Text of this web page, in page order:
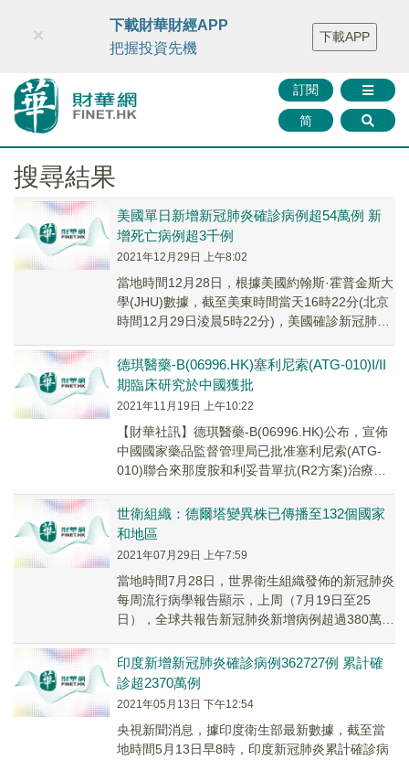
財華智庫網 FINTV FINMETA 財華證券 媒體矩陣
智庫沙龍
聯絡我們
訂閱
简
×
下載財華財經APP
把握投資先機
下載APP
搜尋結果
美國單日新增新冠肺炎確診病例超54萬例 新
增死亡病例超3千例
2021年12月29日 上午8:02
當地時間12月28日，根據美國約翰斯·霍普金斯大
學(JHU)數據，截至美東時間當天16時22分(北京
時間12月29日淩晨5時22分)，美國確診新冠肺炎
德琪醫藥-B(06996.HK)塞利尼索(ATG-010)I/II
期臨床研究於中國獲批
2021年11月19日 上午10:22
【財華社訊】德琪醫藥-B(06996.HK)公布，宣佈
中國國家藥品監督管理局已批准塞利尼索(ATG-
010)聯合來那度胺和利妥昔單抗(R2方案)治療復
世衛組織：德爾塔變異株已傳播至132個國家
和地區
2021年07月29日 上午7:59
當地時間7月28日，世界衛生組織發佈的新冠肺炎
每周流行病學報告顯示，上周（7月19日至25
日），全球共報告新冠肺炎新增病例超過380萬
要...
印度新增新冠肺炎確診病例362727例 累計確
診超2370萬例
2021年05月13日 下午12:54
央視新聞消息，據印度衛生部最新數據，截至當
地時間5月13日早8時，印度新冠肺炎累計確診病